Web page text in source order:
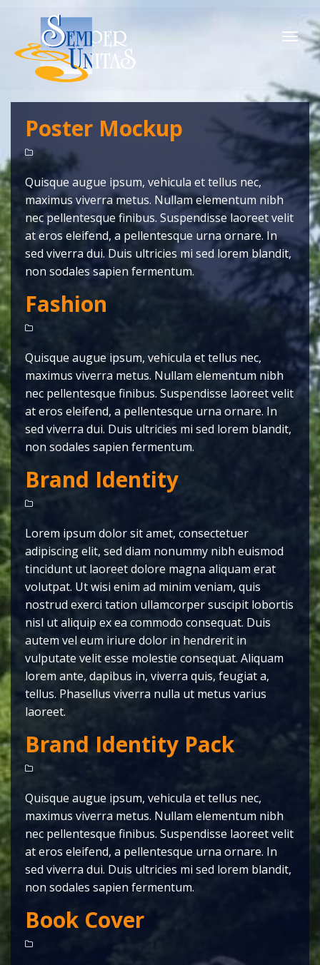
Poster Mockup
Quisque augue ipsum, vehicula et tellus nec,
maximus viverra metus. Nullam elementum nibh
nec pellentesque finibus. Suspendisse laoreet velit
at eros eleifend, a pellentesque urna ornare. In
sed viverra dui. Duis ultricies mi sed lorem blandit,
non sodales sapien fermentum.
Fashion
Quisque augue ipsum, vehicula et tellus nec,
maximus viverra metus. Nullam elementum nibh
nec pellentesque finibus. Suspendisse laoreet velit
at eros eleifend, a pellentesque urna ornare. In
sed viverra dui. Duis ultricies mi sed lorem blandit,
non sodales sapien fermentum.
Brand Identity
Lorem ipsum dolor sit amet, consectetuer
adipiscing elit, sed diam nonummy nibh euismod
tincidunt ut laoreet dolore magna aliquam erat
volutpat. Ut wisi enim ad minim veniam, quis
nostrud exerci tation ullamcorper suscipit lobortis
nisl ut aliquip ex ea commodo consequat. Duis
autem vel eum iriure dolor in hendrerit in
vulputate velit esse molestie consequat. Aliquam
lorem ante, dapibus in, viverra quis, feugiat a,
tellus. Phasellus viverra nulla ut metus varius
laoreet.
Brand Identity Pack
Quisque augue ipsum, vehicula et tellus nec,
maximus viverra metus. Nullam elementum nibh
nec pellentesque finibus. Suspendisse laoreet velit
at eros eleifend, a pellentesque urna ornare. In
sed viverra dui. Duis ultricies mi sed lorem blandit,
non sodales sapien fermentum.
Book Cover